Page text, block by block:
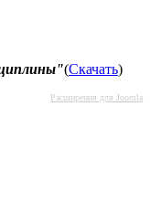
(Скачать)
Расширения для Joomla